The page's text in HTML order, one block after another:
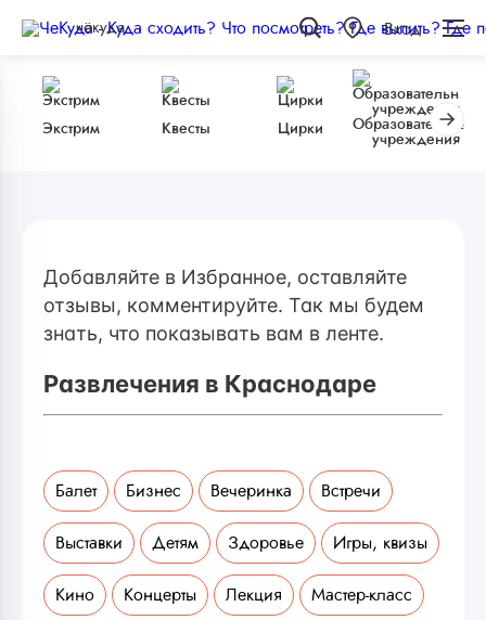
чёкуда Вход
Экстрим Квесты Цирки
Образовательные
учреждения
Добавляйте в Избранное, оставляйте
отзывы, комментируйте. Так мы будем
знать, что показывать вам в ленте.
Развлечения в Краснодаре
Балет Бизнес Вечеринка Встречи
Выставки Детям Здоровье Игры, квизы
Кино Концерты Лекция Мастер-класс